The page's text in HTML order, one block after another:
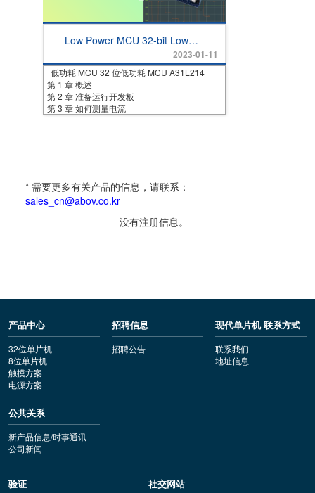
Low Power MCU 32-bit Low
2023-01-11
低功耗 MCU 32 位低功耗 MCU A31L214
第 1 章 概述
第 2 章 准备运行开发板
第 3 章 如何测量电流
* 需要更多有关产品的信息，请联系：
sales_cn@abov.co.kr
没有注册信息。
产品中心
32位单片机
8位单片机
触摸方案
电源方案
招聘信息
招聘公告
现代单片机 联系方式
联系我们
地址信息
公共关系
新产品信息/时事通讯
公司新闻
验证 社交网站